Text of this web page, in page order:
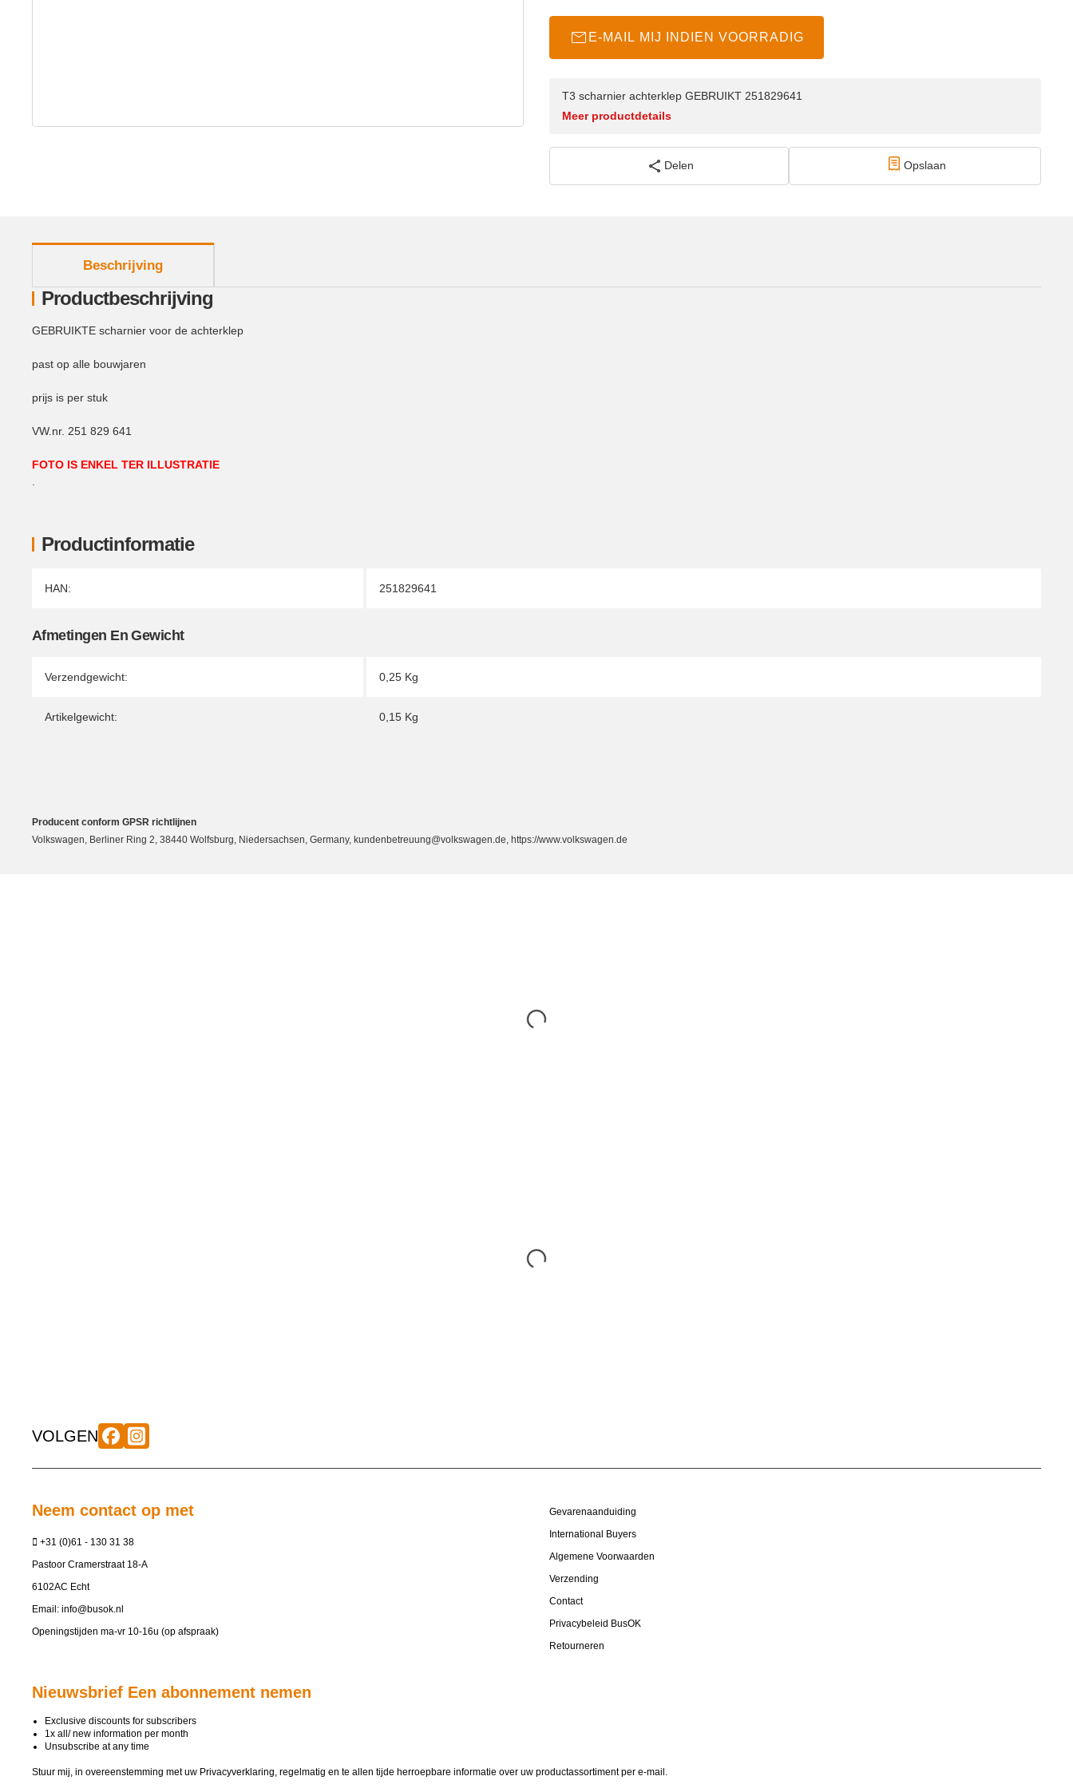
E-MAIL MIJ INDIEN VOORRADIG
T3 scharnier achterklep GEBRUIKT 251829641
Meer productdetails
Delen Opslaan
Beschrijving
Productinformatie
Producteigenschap
Waarde
HAN: 251829641
Afmetingen En Gewicht
Verzendgewicht: 0,25 Kg
Artikelgewicht: 0,15 Kg
Productbeschrijving
GEBRUIKTE scharnier voor de achterklep
past op alle bouwjaren
prijs is per stuk
VW.nr. 251 829 641
FOTO IS ENKEL TER ILLUSTRATIE
Producent conform GPSR richtlijnen
Volkswagen, Berliner Ring 2, 38440 Wolfsburg, Niedersachsen, Germany, kundenbetreuung@volkswagen.de, https://www.volkswagen.de
VOLGEN
Neem contact op met
+31 (0)61 - 130 31 38
Pastoor Cramerstraat 18-A
6102AC Echt
Email: info@busok.nl
Openingstijden ma-vr 10-16u (op afspraak)
Gevarenaanduiding
International Buyers
Algemene Voorwaarden
Verzending
Contact
Privacybeleid BusOK
Retourneren
Nieuwsbrief Een abonnement nemen
Exclusive discounts for subscribers
1x all/ new information per month
Unsubscribe at any time
Stuur mij, in overeenstemming met uw Privacyverklaring, regelmatig en te allen tijde herroepbare informatie over uw productassortiment per e-mail.